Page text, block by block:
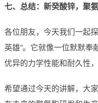
七、总结：新癸酸锌，聚
各位朋友，今天我们一起
英雄”。它就像一位默默奉
优异的力学性能和耐久性
希望通过今天的讲解，大